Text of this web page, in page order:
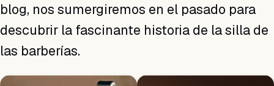
blog, nos sumergiremos en el pasado para
descubrir la fascinante historia de la silla de
las barberías.